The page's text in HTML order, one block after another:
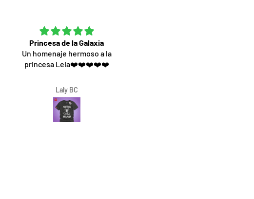
Princesa de la Galaxia
Un homenaje hermoso a la
princesa Leia❤️❤️❤️❤️❤️
Laly BC